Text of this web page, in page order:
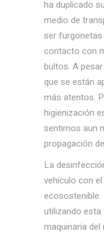
ha duplicado
medio de
ser furgonetas
contacto con
bultos. A
que se están
más atentos.
higienización
sentirnos aun
propagación
La
vehículo con
ecosostenible.
utilizando
maquinaria del